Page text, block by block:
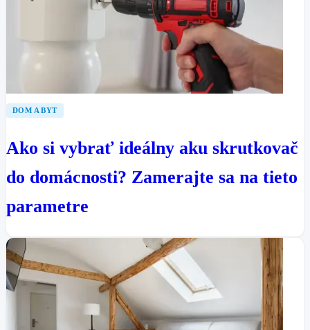
DOM A BYT
Ako si vybrať ideálny aku skrutkovač
do domácnosti? Zamerajte sa na tieto
parametre